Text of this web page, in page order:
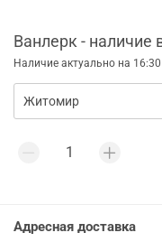
Ванлерк - наличие
Наличие актуально на 16:30
Адресная доставка